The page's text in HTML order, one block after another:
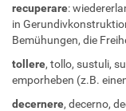
recuperare:
in
Bemühungen, die
tollere, tollo, sustuli,
emporheben (z.B.
decernere, decerno,